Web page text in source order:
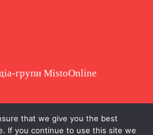
групи MistoOnline
матеріалу
that we give you the best
If you continue to use this site we